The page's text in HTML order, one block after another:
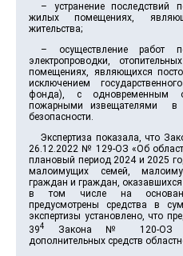
– устранение последствий
жилых помещениях,
жительства;
– осуществление работ
электропроводки,
помещениях, являющихся
исключением
фонда), с одновременным
пожарными извещателями в
безопасности.
Экспертиза показала, что
26.12.2022 № 129-ОЗ «Об
плановый период 2024 и 2025
малоимущих семей,
граждан и граждан,
в том числе на
предусмотрены средства в
экспертизы установлено, что
394
Закона № 120-ОЗ не
дополнительных средств